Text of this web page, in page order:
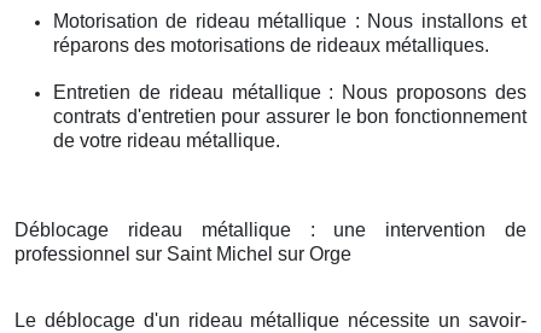
Motorisation de rideau métallique : Nous installons et
réparons des motorisations de rideaux métalliques.
Entretien de rideau métallique : Nous proposons des
contrats d'entretien pour assurer le bon fonctionnement
de votre rideau métallique.
Déblocage rideau métallique : une intervention de
professionnel sur Saint Michel sur Orge
Le déblocage d'un rideau métallique nécessite un savoir-